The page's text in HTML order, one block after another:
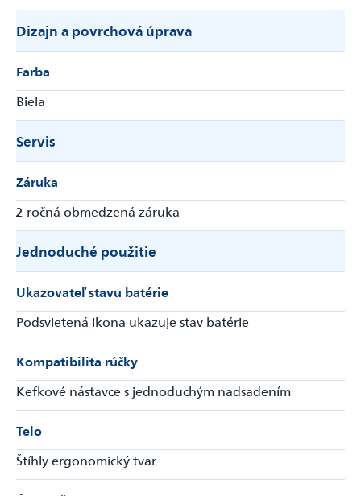
Dizajn a povrchová úprava
Farba
Biela
Servis
Záruka
2-ročná obmedzená záruka
Jednoduché použitie
Ukazovateľ stavu batérie
Podsvietená ikona ukazuje stav batérie
Kompatibilita rúčky
Kefkové nástavce s jednoduchým nadsadením
Telo
Štíhly ergonomický tvar